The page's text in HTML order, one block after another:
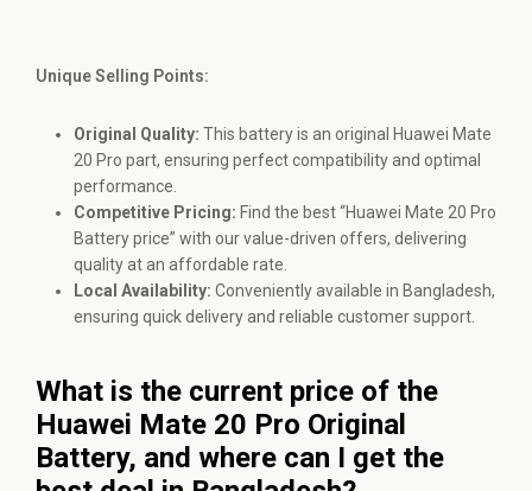
Unique Selling Points:
Original Quality: This battery is an original Huawei Mate
20 Pro part, ensuring perfect compatibility and optimal
performance.
Competitive Pricing: Find the best “Huawei Mate 20 Pro
Battery price” with our value-driven offers, delivering
quality at an affordable rate.
Local Availability: Conveniently available in Bangladesh,
ensuring quick delivery and reliable customer support.
What is the current price of the
Huawei Mate 20 Pro Original
Battery, and where can I get the